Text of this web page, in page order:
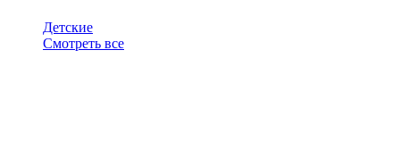
Детские
Смотреть все